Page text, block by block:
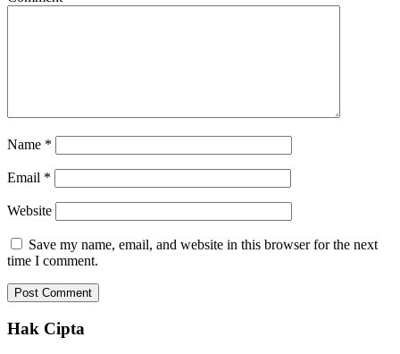
Name *
Email *
Website
Save my name, email, and website in this browser for the next
time I comment.
Hak Cipta